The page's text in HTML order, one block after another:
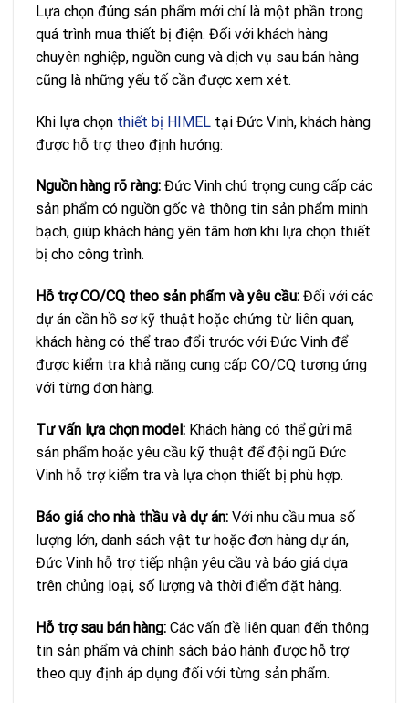
Lựa chọn đúng sản phẩm mới chỉ là một phần trong
quá trình mua thiết bị điện. Đối với khách hàng
chuyên nghiệp, nguồn cung và dịch vụ sau bán hàng
cũng là những yếu tố cần được xem xét.
Khi lựa chọn thiết bị HIMEL tại Đức Vinh, khách hàng
được hỗ trợ theo định hướng:
Nguồn hàng rõ ràng: Đức Vinh chú trọng cung cấp các
sản phẩm có nguồn gốc và thông tin sản phẩm minh
bạch, giúp khách hàng yên tâm hơn khi lựa chọn thiết
bị cho công trình.
Hỗ trợ CO/CQ theo sản phẩm và yêu cầu: Đối với các
dự án cần hồ sơ kỹ thuật hoặc chứng từ liên quan,
khách hàng có thể trao đổi trước với Đức Vinh để
được kiểm tra khả năng cung cấp CO/CQ tương ứng
với từng đơn hàng.
Tư vấn lựa chọn model: Khách hàng có thể gửi mã
sản phẩm hoặc yêu cầu kỹ thuật để đội ngũ Đức
Vinh hỗ trợ kiểm tra và lựa chọn thiết bị phù hợp.
Báo giá cho nhà thầu và dự án: Với nhu cầu mua số
lượng lớn, danh sách vật tư hoặc đơn hàng dự án,
Đức Vinh hỗ trợ tiếp nhận yêu cầu và báo giá dựa
trên chủng loại, số lượng và thời điểm đặt hàng.
Hỗ trợ sau bán hàng: Các vấn đề liên quan đến thông
tin sản phẩm và chính sách bảo hành được hỗ trợ
theo quy định áp dụng đối với từng sản phẩm.